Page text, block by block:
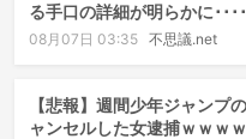
る手口の詳細が明らかに････
08月07日 03:35 不思議.net
【悲報】週間少年ジャン
ャンセルした女逮捕ｗｗｗ